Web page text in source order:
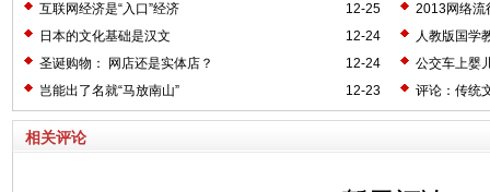
12-25
互联网经济是“入口”经济
2013网络流
12-24
日本的文化基础是汉文
人教版国学
12-24
圣诞购物： 网店还是实体店？
公交车上婴
12-23
岂能出了名就“马放南山” 评论：传统
相关评论